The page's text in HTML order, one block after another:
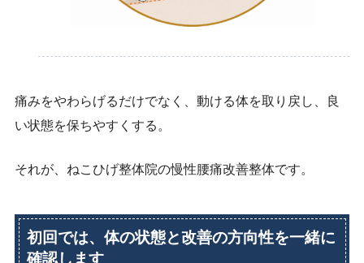
痛みをやわらげるだけでなく、動ける体を取り戻し、良
い状態を保ちやすくする。
それが、ねこひげ整体院の慢性腰痛改善整体です。
初回では、体の状態と改善の方向性を一緒に
確認します